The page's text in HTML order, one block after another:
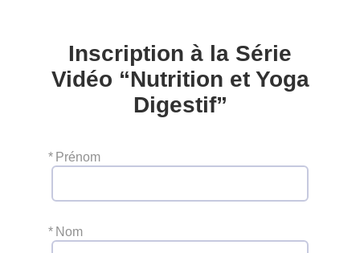
Inscription à la Série
Vidéo “Nutrition et Yoga
Digestif”
* Prénom
* Nom